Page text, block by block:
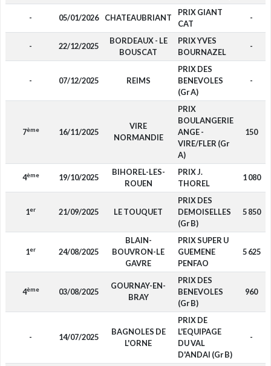
- 05/01/2026 CHATEAUBRIANT
PRIX GIANT
CAT
-
- 22/12/2025
BORDEAUX - LE
BOUSCAT
PRIX YVES
BOURNAZEL
-
- 07/12/2025 REIMS
PRIX DES
BENEVOLES
(Gr A)
-
7ème 16/11/2025
VIRE
NORMANDIE
PRIX
BOULANGERIE
ANGE -
VIRE/FLER (Gr
A)
150
4ème 19/10/2025
BIHOREL-LES-
ROUEN
PRIX J.
THOREL
1 080
1er 21/09/2025 LE TOUQUET
PRIX DES
DEMOISELLES
(Gr B)
5 850
1er 24/08/2025
BLAIN-
BOUVRON-LE
GAVRE
PRIX SUPER U
GUEMENE
PENFAO
5 625
4ème 03/08/2025
GOURNAY-EN-
BRAY
PRIX DES
BENEVOLES
(Gr B)
960
- 14/07/2025
BAGNOLES DE
L'ORNE
PRIX DE
L'EQUIPAGE
DU VAL
D'ANDAI (Gr B)
-